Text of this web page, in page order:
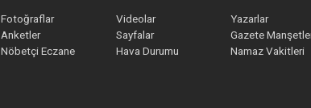
Fotoğraflar Videolar
Yazarlar
Anketler
Sayfalar
Gazete
Nöbetçi Eczane
Hava Durumu Namaz Vakitleri